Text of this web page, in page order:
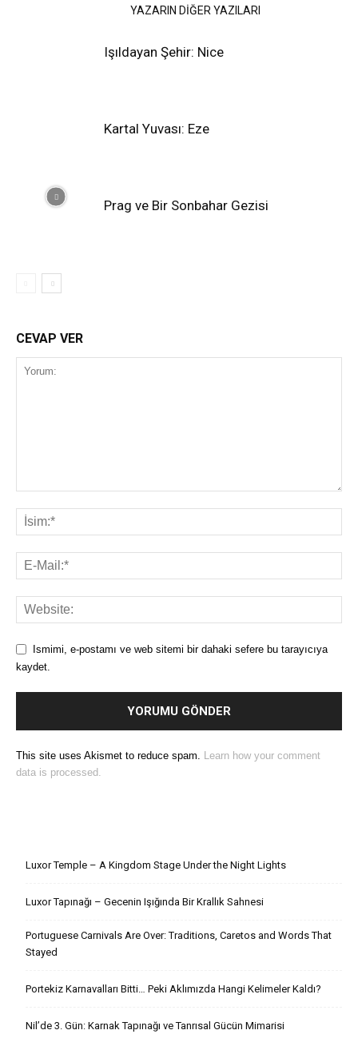
YAZARIN DİĞER YAZILARI
Işıldayan Şehir: Nice
Kartal Yuvası: Eze
Prag ve Bir Sonbahar Gezisi
CEVAP VER
Ismimi, e-postamı ve web sitemi bir dahaki sefere bu tarayıcıya
kaydet.
This site uses Akismet to reduce spam. Learn how your comment
data is processed.
Luxor Temple – A Kingdom Stage Under the Night Lights
Luxor Tapınağı – Gecenin Işığında Bir Krallık Sahnesi
Portuguese Carnivals Are Over: Traditions, Caretos and Words That
Stayed
Portekiz Karnavalları Bitti… Peki Aklımızda Hangi Kelimeler Kaldı?
Nil’de 3. Gün: Karnak Tapınağı ve Tanrısal Gücün Mimarisi